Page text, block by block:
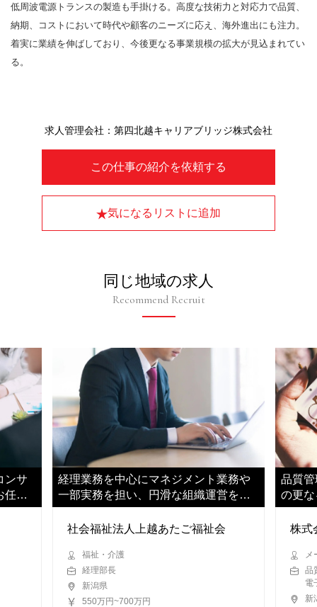
低周波電源トランスの製造も手掛ける。高度な技術力と対応力で品質、
納期、コストにおいて時代や顧客のニーズに応え、海外進出にも注力。
着実に業績を伸ばしており、今後更なる事業規模の拡大が見込まれてい
る。
この仕事の紹介を依頼する
気になるリストに追加
求人管理会社：第四北越キャリアブリッジ株式会社
同じ地域の求人
Recommend Recruit
ンサ
任せ
経理業務を中心にマネジメント業務や
一部実務を担い、円滑な組織運営を支
えていただきます
社会福祉法人上越あたご福祉会
福祉・介護
経理部長
新潟県
550万円~700万円
品質
の更
す
株式
メ
品
電
新